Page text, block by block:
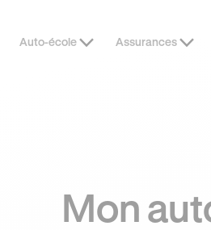
DERNIÈRES HEURES
Auto-école Assurances
Mon